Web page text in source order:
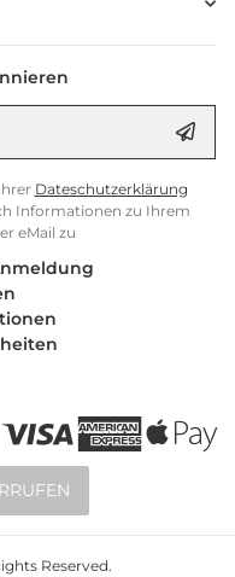
Dateschutzerklärung
Informationen zu Ihrem
eMail zu
Reserved.